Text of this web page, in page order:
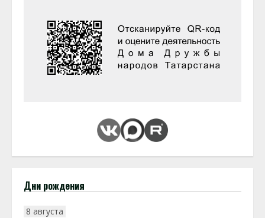
Дни рождения
8 августа